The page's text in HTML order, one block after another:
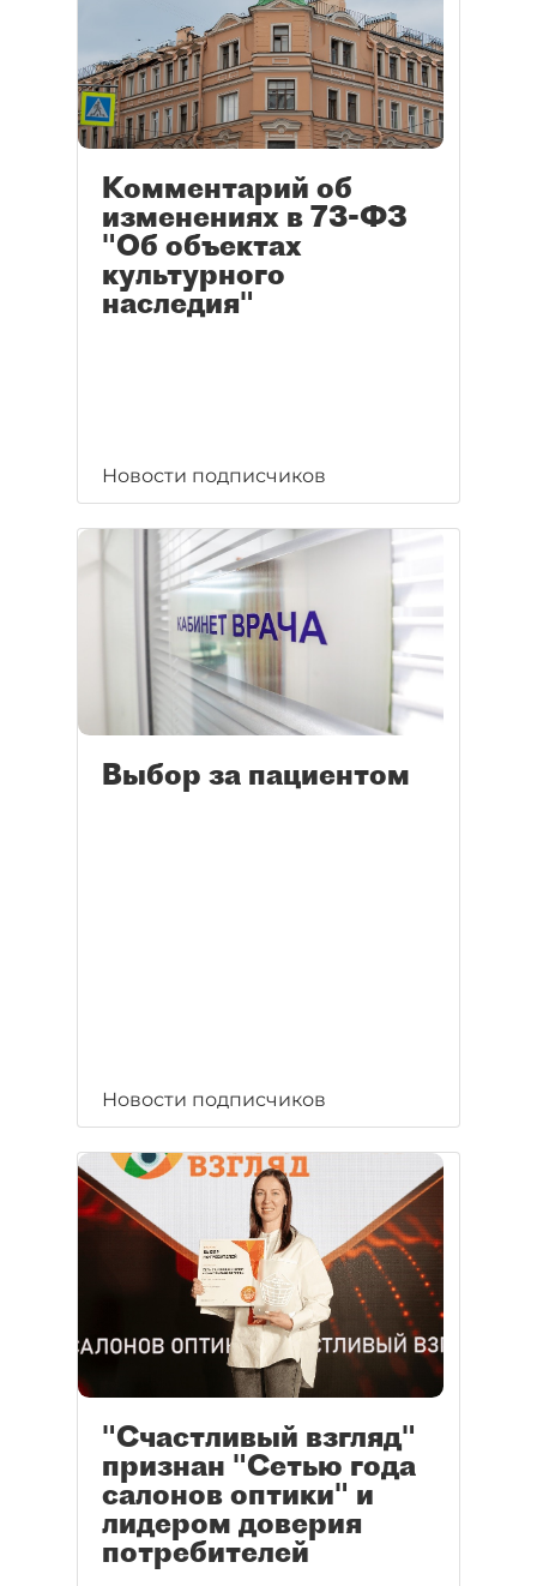
Комментарий об
изменениях в 73-ФЗ
"Об объектах
культурного
наследия"
Новости подписчиков
Выбор за пациентом
Новости подписчиков
"Счастливый взгляд"
признан "Сетью года
салонов оптики" и
лидером доверия
потребителей